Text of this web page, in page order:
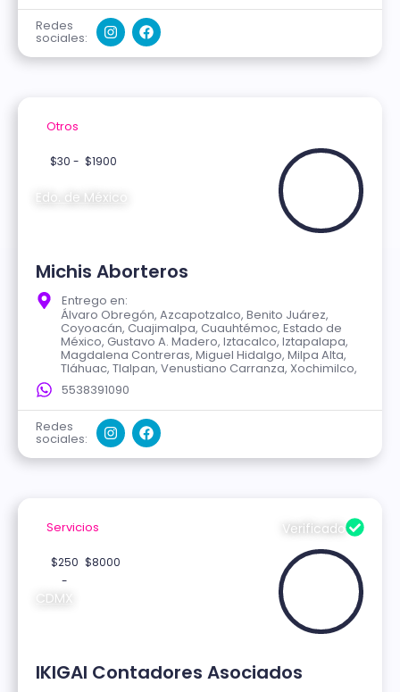
Redes
sociales:
Otros
$30 - $1900
Edo. de México
Michis Aborteros
Entrego en:
Álvaro Obregón, Azcapotzalco, Benito Juárez,
Coyoacán, Cuajimalpa, Cuauhtémoc, Estado de
México, Gustavo A. Madero, Iztacalco, Iztapalapa,
Magdalena Contreras, Miguel Hidalgo, Milpa Alta,
Tláhuac, Tlalpan, Venustiano Carranza, Xochimilco,
5538391090
Redes
sociales:
Servicios
$250
-
$8000
CDMX
Verificado
IKIGAI Contadores Asociados